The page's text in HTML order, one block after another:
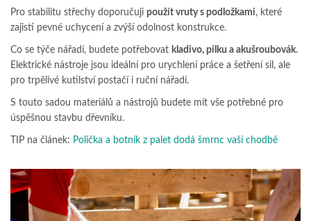
Pro stabilitu střechy doporučuji použít vruty s podložkami, které
zajistí pevné uchycení a zvýší odolnost konstrukce.
Co se týče nářadí, budete potřebovat kladivo, pilku a akušroubovák.
Elektrické nástroje jsou ideální pro urychlení práce a šetření sil, ale
pro trpělivé kutilství postačí i ruční nářadí.
S touto sadou materiálů a nástrojů budete mít vše potřebné pro
úspěšnou stavbu dřevníku.
TIP na článek: Polička a botník z palet dodá šmrnc vaší chodbě